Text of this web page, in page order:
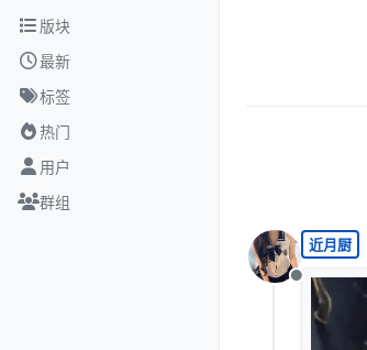
跳转至内容
版块
最新
标签
热门
用户
群组
离线
近月厨